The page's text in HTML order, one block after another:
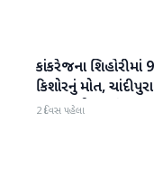
બનાસકાંઠા
કાંકરેજના શિહોરીમાં 9 વર્ષીય
કિશોરનું મોત, ચાંદીપુરા
વાયરસની આશંકા
2 દિવસ પહેલા